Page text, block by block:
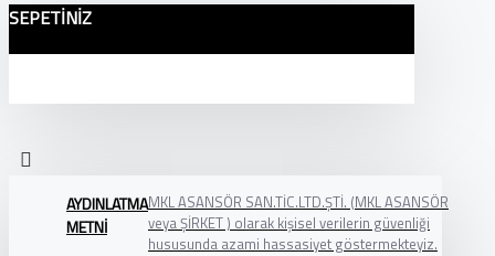
SEPETINIZ
AYDINLATMA
METNİ
MKL ASANSÖR SAN.TİC.LTD.ŞTİ. (MKL ASANSÖR
veya ŞİRKET ) olarak kişisel verilerin güvenliği
hususunda azami hassasiyet göstermekteyiz.